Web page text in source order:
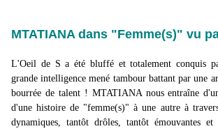
MTATIANA dans "Femme(s)" vu
L'Oeil de S a été bluffé et totalement conquis
grande intelligence mené tambour battant par une
bourrée de talent ! MTATIANA nous entraîne
d'une histoire de "femme(s)" à une autre à
dynamiques, tantôt drôles, tantôt émouvantes et